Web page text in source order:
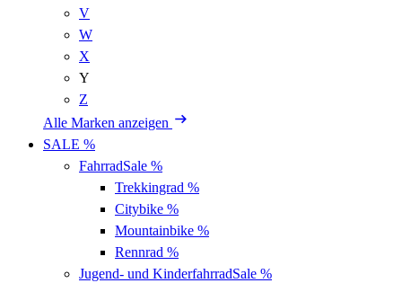
V
W
X
Y
Z
Alle Marken anzeigen
SALE %
FahrradSale %
Trekkingrad %
Citybike %
Mountainbike %
Rennrad %
Jugend- und KinderfahrradSale %